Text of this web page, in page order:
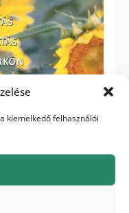
kiemelkedő felhasználói